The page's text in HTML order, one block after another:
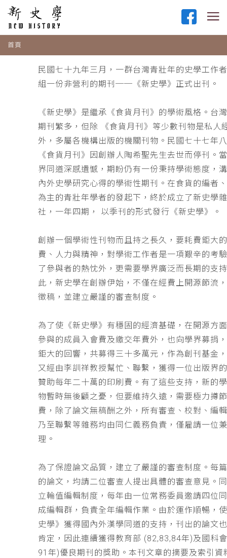
首頁
民國七十九年三月，一群台灣青壯年的史學工作
組一份非營利的期刊──《新史學》正式出刊。
《新史學》是繼承《食貨月刊》的學術風格。台
期刊繁多，但除 《食貨月刊》等少數刊物是私人
外，多屬各機構出版的機關刊物。民國七十七年
《食貨月刊》因創辦人陶希聖先生去世而停刊。
界同道深感遺憾，期盼仍有一份秉持學術態度，
內外史學研究心得的學術性期刊。在食貨的編者
為主的青壯年學者的發起下，終於成立了新史學
社，一年四期， 以季刊的形式發行《新史學》。
創辦一個學術性刊物而且持之長久，要耗費鉅大
費、人力與精神，對學術工作者是一項艱辛的考
了參與者的熱忱外，更需要學界廣泛而長期的支
此，新史學在創辦伊始，不僅在經費上開源節流
徵稿，並建立嚴謹的審查制度。
為了使《新史學》有穩固的經濟基礎，在開源方
參與的成員入會費及繳交年費外，也向學界募捐
鉅大的回響，共募得三十多萬元，作為創刊基金
又經由李訓祥教授幫忙、聯繫，獲得一位出版界
贊助每年二十萬的印刷費。有了這些支持，新的
物暫時無後顧之憂，但要維持久遠，需要極力撙
費，除了論文無稿酬之外，所有審查、校對、編
乃至聯繫等雜務均由同仁義務負責，僅雇請一位
理。
為了保證論文品質，建立了嚴謹的審查制度。每
的論文，均請二位審查人提出具體的審查意見。
立輪值編輯制度，每年由一位常務委員邀請四位
成編輯群，負責全年編輯作業。由於運作順暢，
史學》獲得國內外漢學同道的支持，刊出的論文
肯定，因此連續獲得教育部 (82,83,84年)及國科
91年)優良期刊的獎助。本刊文章的摘要及索引資